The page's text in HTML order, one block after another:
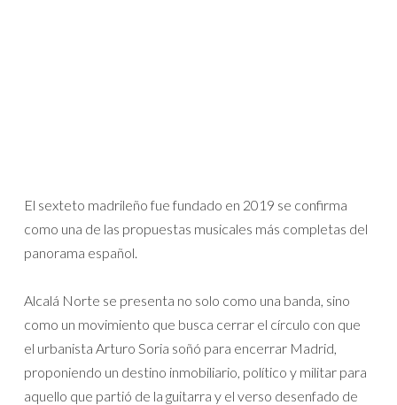
El sexteto madrileño fue fundado en 2019 se confirma
como una de las propuestas musicales más completas del
panorama español.
Alcalá Norte se presenta no solo como una banda, sino
como un movimiento que busca cerrar el círculo con que
el urbanista Arturo Soria soñó para encerrar Madrid,
proponiendo un destino inmobiliario, político y militar para
aquello que partió de la guitarra y el verso desenfado de